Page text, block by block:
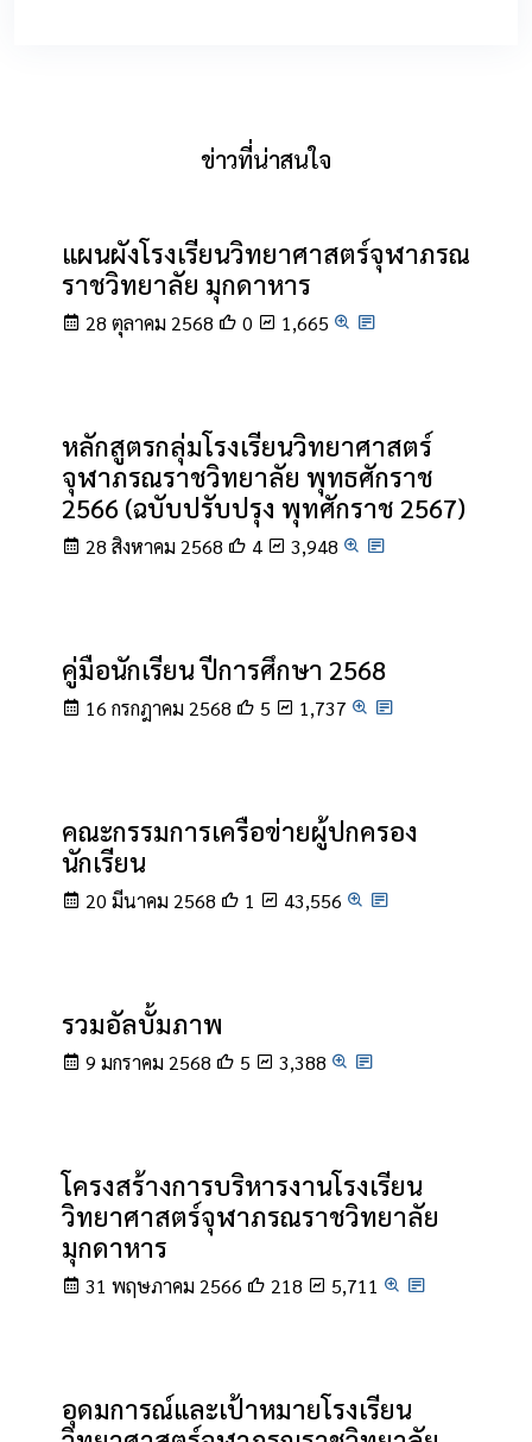
ข่าวที่น่าสนใจ
แผนผังโรงเรียนวิทยาศาสตร์จุฬาภรณ
ราชวิทยาลัย มุกดาหาร
28 ตุลาคม 2568 0 1,665
หลักสูตรกลุ่มโรงเรียนวิทยาศาสตร์
จุฬาภรณราชวิทยาลัย พุทธศักราช
2566 (ฉบับปรับปรุง พุทศักราช 2567)
28 สิงหาคม 2568 4 3,948
คู่มือนักเรียน ปีการศึกษา 2568
16 กรกฎาคม 2568 5 1,737
คณะกรรมการเครือข่ายผู้ปกครอง
นักเรียน
20 มีนาคม 2568 1 43,556
รวมอัลบั้มภาพ
9 มกราคม 2568 5 3,388
โครงสร้างการบริหารงานโรงเรียน
วิทยาศาสตร์จุฬาภรณราชวิทยาลัย
มุกดาหาร
31 พฤษภาคม 2566 218 5,711
อุดมการณ์และเป้าหมายโรงเรียน